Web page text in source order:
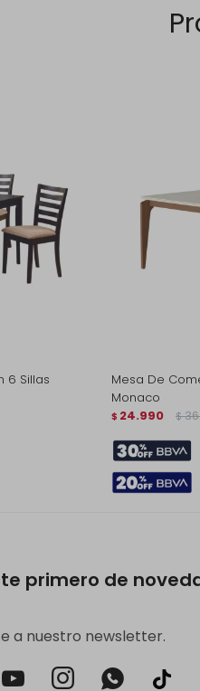
6 Sillas
Mesa De
Monaco
$ 24.990 $
primero de
a nuestro newsletter.
 